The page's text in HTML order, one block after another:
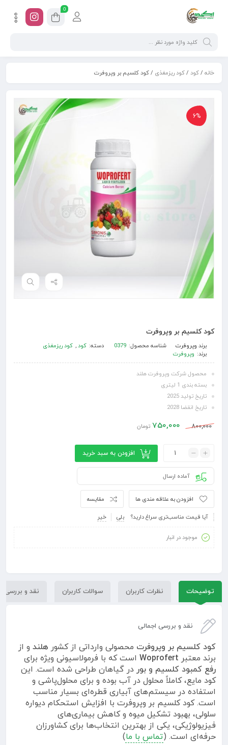
0
خانه /کود /کود ریزمغذی / کود کلسیم بر وپروفرت
6%
کود کلسیم بر وپروفرت
برند وپروفرت شناسه محصول: 0379 دسته: کود, کود ریزمغذی
برند: وپروفرت
محصول شرکت وپروفرت هلند
بسته بندی 1 لیتری
تاریخ تولید 2025
تاریخ انقضا 2028
800,000
750,000 تومان
افزودن به سبد خرید
آماده ارسال
مقایسه افزودن به علاقه مندی ها
آیا قیمت مناسب‌تری سراغ دارید؟ بلی خیر
موجود در انبار
توضیحات نظرات کاربران سوالات کاربران نقد و بررسی
نقد و بررسی اجمالی
کود کلسیم بر وپروفرت محصولی وارداتی از کشور هلند و از
برند معتبر Woprofert است که با فرمولاسیونی ویژه برای
رفع کمبود کلسیم و بور در گیاهان طراحی شده است. این
کود مایع، کاملاً محلول در آب بوده و برای محلول‌پاشی و
استفاده در سیستم‌های آبیاری قطره‌ای بسیار مناسب
است. کود کلسیم بر وپروفرت با افزایش استحکام دیواره
سلولی، بهبود تشکیل میوه و کاهش بیماری‌های
فیزیولوژیکی، یکی از بهترین انتخاب‌ها برای کشاورزان
حرفه‌ای است. (تماس با ما)